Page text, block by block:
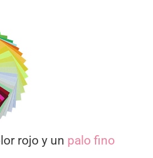
rojo y un palo fino